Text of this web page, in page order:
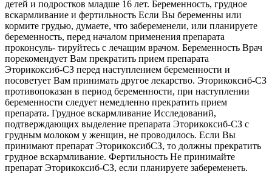
детей и подростков младше 16 лет. Беременность, грудное
вскармливание и фертильность Если Вы беременны или
кормите грудью, думаете, что забеременели, или планируете
беременность, перед началом применения препарата
проконсуль- тируйтесь с лечащим врачом. Беременность Врач
порекомендует Вам прекратить прием препарата
Эторикоксиб-СЗ перед наступлением беременности и
посоветует Вам принимать другое лекарство. Эторикоксиб-СЗ
противопоказан в период беременности, при наступлении
беременности следует немедленно прекратить прием
препарата. Грудное вскармливание Исследований,
подтверждающих выделение препарата Эторикоксиб-СЗ с
грудным молоком у женщин, не проводилось. Если Вы
принимают препарат ЭторикоксибСЗ, то должны прекратить
грудное вскармливание. Фертильность Не принимайте
препарат Эторикоксиб-СЗ, если планируете забеременеть.